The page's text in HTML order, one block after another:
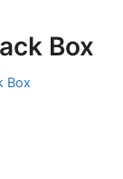
Box
Box